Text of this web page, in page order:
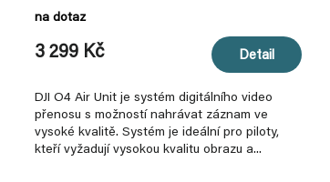
na dotaz
3 299 Kč Detail
DJI O4 Air Unit je systém digitálního video
přenosu s možností nahrávat záznam ve
vysoké kvalitě. Systém je ideální pro piloty,
kteří vyžadují vysokou kvalitu obrazu a...